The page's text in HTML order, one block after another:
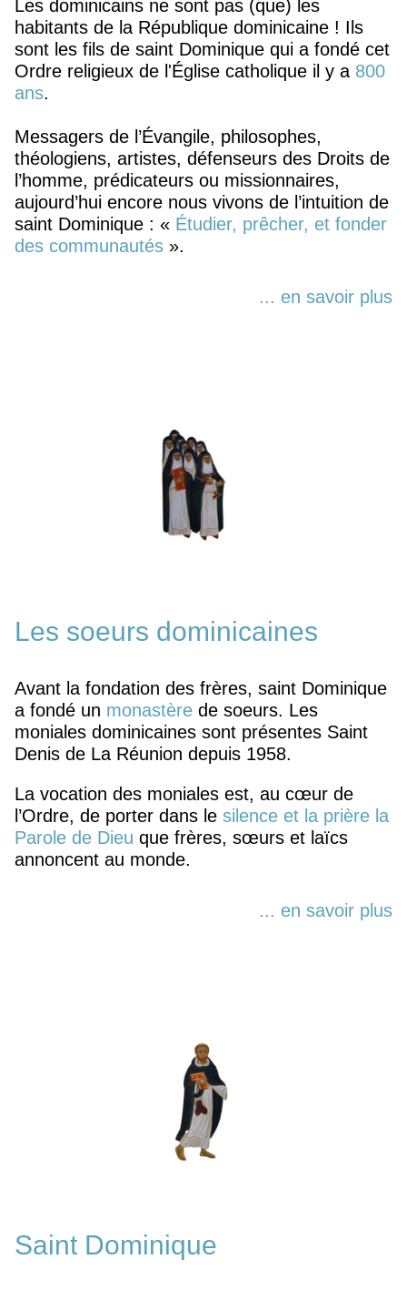
Les dominicains ne sont pas (que) les
habitants de la République dominicaine ! Ils
sont les fils de saint Dominique qui a fondé cet
Ordre religieux de l'Église catholique il y a 800
ans.
Messagers de l’Évangile, philosophes,
théologiens, artistes, défenseurs des Droits de
l’homme, prédicateurs ou missionnaires,
aujourd’hui encore nous vivons de l’intuition de
saint Dominique : « Étudier, prêcher, et fonder
des communautés ».
... en savoir plus
Les soeurs dominicaines
Avant la fondation des frères, saint Dominique
a fondé un monastère de soeurs. Les
moniales dominicaines sont présentes Saint
Denis de La Réunion depuis 1958.
La vocation des moniales est, au cœur de
l’Ordre, de porter dans le silence et la prière la
Parole de Dieu que frères, sœurs et laïcs
annoncent au monde.
... en savoir plus
Saint Dominique